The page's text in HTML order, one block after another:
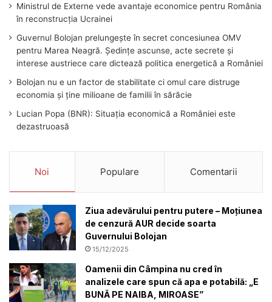
Ministrul de Externe vede avantaje economice pentru România
în reconstrucția Ucrainei
Guvernul Bolojan prelungește în secret concesiunea OMV
pentru Marea Neagră. Ședințe ascunse, acte secrete și
interese austriece care dictează politica energetică a României
Bolojan nu e un factor de stabilitate ci omul care distruge
economia și ține milioane de familii în sărăcie
Lucian Popa (BNR): Situația economică a României este
dezastruoasă
Noi Populare Comentarii
Ziua adevărului pentru putere – Moțiunea
de cenzură AUR decide soarta
Guvernului Bolojan
15/12/2025
Oamenii din Câmpina nu cred în
analizele care spun că apa e potabilă: „E
BUNĂ PE NAIBA, MIROASE”